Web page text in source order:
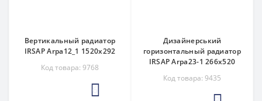
Вертикальный радиатор
IRSAP Arpa12_1 1520x292
Код товара: 9768
6
Дизайнерський
горизонтальный радиатор
IRSAP Arpa23-1 266х520
Код товара: 9435